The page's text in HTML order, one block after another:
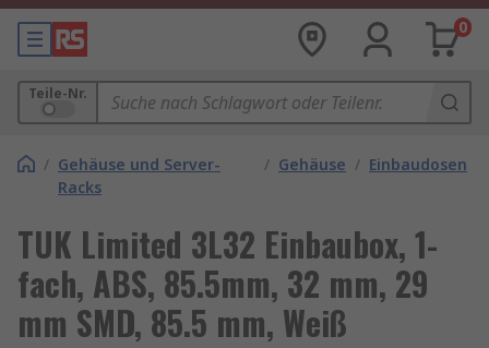
0
Teile-Nr.
/ Gehäuse und Server-
Racks
/ Gehäuse / Einbaudosen
TUK Limited 3L32 Einbaubox, 1-
fach, ABS, 85.5mm, 32 mm, 29
mm SMD, 85.5 mm, Weiß